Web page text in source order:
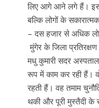
लिए आगे आने लगे हैं।
बल्कि लोगों के
– दस हजार से अधिक
मुंगेर के जिला
मधु कुमारी सदर
रूप में काम कर रही हैं।
रहती हैं। वह तमाम
थकी और पूरी मुस्तैदी के